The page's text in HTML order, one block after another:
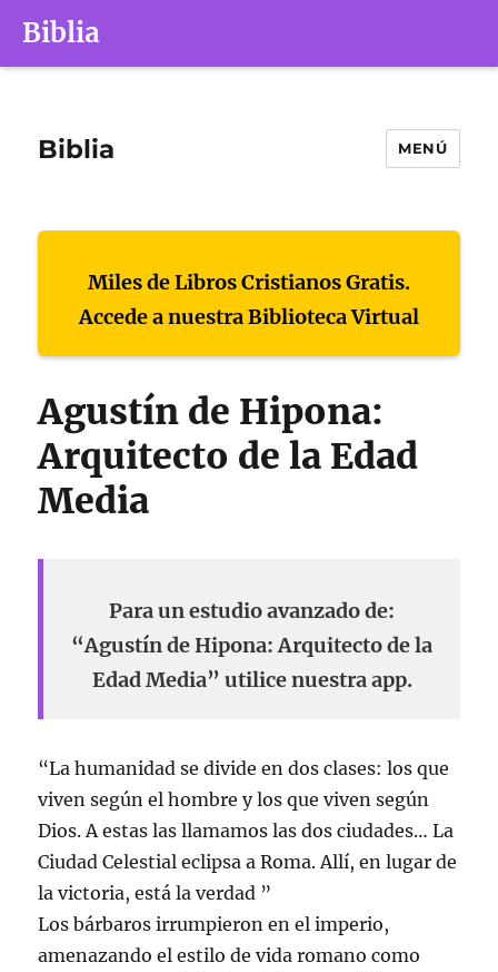
Biblia
Biblia MENÚ
Miles de Libros Cristianos Gratis.
Accede a nuestra Biblioteca Virtual
Agustín de Hipona:
Arquitecto de la Edad
Media
Para un estudio avanzado de:
“Agustín de Hipona: Arquitecto de la
Edad Media” utilice nuestra app.
“La humanidad se divide en dos clases: los que
viven según el hombre y los que viven según
Dios. A estas las llamamos las dos ciudades… La
Ciudad Celestial eclipsa a Roma. Allí, en lugar de
la victoria, está la verdad ”
Los bárbaros irrumpieron en el imperio,
amenazando el estilo de vida romano como